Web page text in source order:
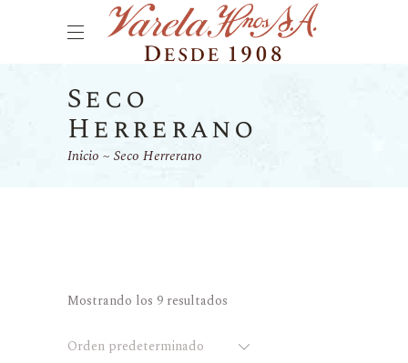
Seco
Herrerano
Inicio Seco Herrerano
Mostrando los 9 resultados
Orden predeterminado